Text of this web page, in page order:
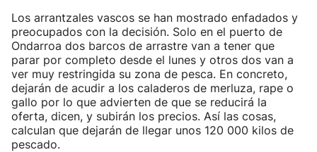
Los arrantzales vascos se han mostrado enfadados y
preocupados con la decisión. Solo en el puerto de
Ondarroa dos barcos de arrastre van a tener que
parar por completo desde el lunes y otros dos van a
ver muy restringida su zona de pesca. En concreto,
dejarán de acudir a los caladeros de merluza, rape o
gallo por lo que advierten de que se reducirá la
oferta, dicen, y subirán los precios. Así las cosas,
calculan que dejarán de llegar unos 120 000 kilos de
pescado.